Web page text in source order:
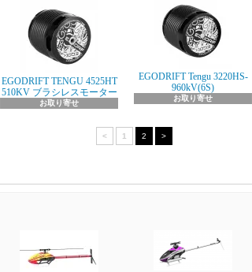
EGODRIFT TENGU 4525HT
510KV ブラシレスモーター
お取り寄せ
EGODRIFT Tengu 3220HS-
960kV(6S)
お取り寄せ
< 1 2 >